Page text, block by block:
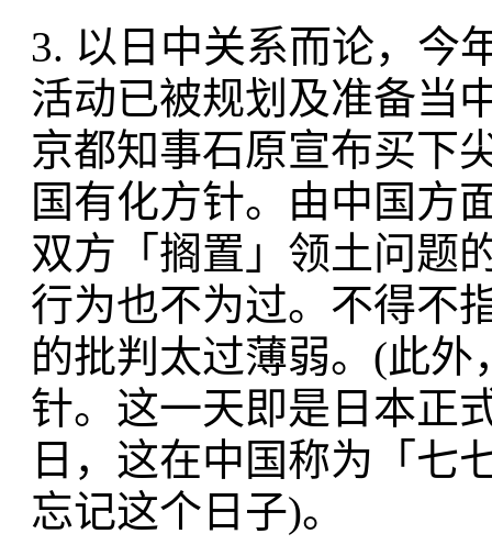
3. 以日中关系而论，今
活动已被规划及准备当
京都知事石原宣布买下
国有化方针。由中国方
双方「搁置」领土问题
行为也不为过。不得不
的批判太过薄弱。(此
针。这一天即是日本正
日，这在中国称为「七
忘记这个日子)。